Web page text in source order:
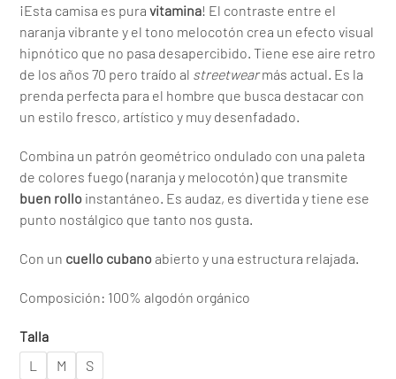
5
original
era:
88,00 €.
actual
es:
52,80 €.
¡Esta camisa es puravitamina! El contraste entre el
naranja vibrante y el tono melocotón crea un efecto visual
hipnótico que no pasa desapercibido. Tiene ese aire retro
de los años 70 pero traído al streetwearmás actual. Es la
prenda perfecta para el hombre que busca destacar con
un estilo fresco, artístico y muy desenfadado.
Combina un patrón geométrico ondulado con una paleta
de colores fuego (naranja y melocotón) que transmite
buen rollo instantáneo. Es audaz, es divertida y tiene ese
punto nostálgico que tanto nos gusta.
Con un cuello cubanoabierto y una estructura relajada.
Composición: 100% algodón orgánico
Talla
L
M S